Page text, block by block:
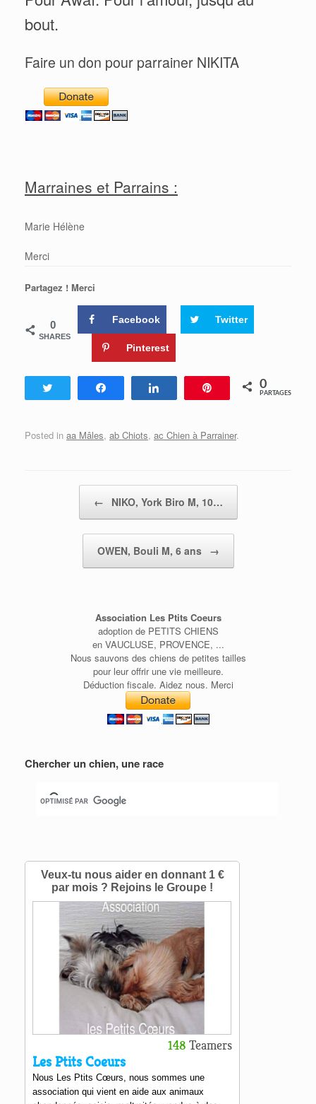
bout.
Faire un don pour parrainer NIKITA
Marraines et Parrains :
Marie Hélène
Merci
Partagez ! Merci
0
SHARES
Facebook Twitter
Pinterest
Tweetez Partagez Partagez Enregistrer
0
PARTAGES
Posted in aa Mâles, ab Chiots, ac Chien à Parrainer.
← NIKO, York Biro M, 10…
OWEN, Bouli M, 6 ans →
Association Les Ptits Coeurs
adoption de PETITS CHIENS
en VAUCLUSE, PROVENCE, ...
Nous sauvons des chiens de petites tailles
pour leur offrir une vie meilleure.
Déduction fiscale. Aidez nous. Merci
Chercher un chien, une race